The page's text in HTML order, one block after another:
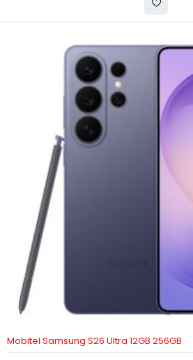
Mobitel Samsung S26 Ultra 12GB 256GB